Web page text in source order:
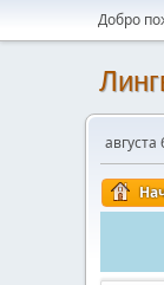
Добро
августа